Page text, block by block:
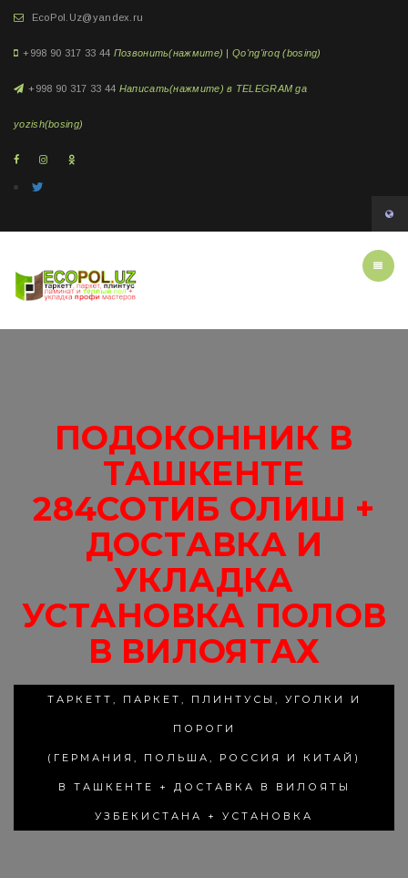
EcoPol.Uz@yandex.ru
+998 90 317 33 44 Позвонить(нажмите) | Qo'ng'iroq (bosing)
+998 90 317 33 44 Написать(нажмите) в TELEGRAM ga
yozish(bosing)
ПОДОКОННИК В
ТАШКЕНТЕ
284СОТИБ ОЛИШ +
ДОСТАВКА И
УКЛАДКА
УСТАНОВКА ПОЛОВ
В ВИЛОЯТАХ
ТАРКЕТТ, ПАРКЕТ, ПЛИНТУСЫ, УГОЛКИ И
ПОРОГИ
(ГЕРМАНИЯ, ПОЛЬША, РОССИЯ И КИТАЙ)
В ТАШКЕНТЕ + ДОСТАВКА В ВИЛОЯТЫ
УЗБЕКИСТАНА + УСТАНОВКА